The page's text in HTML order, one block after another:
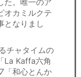
た。唯一のア
オカミルクテ
となりまし
チャタイムの
La Kaffa六角
和心とんか